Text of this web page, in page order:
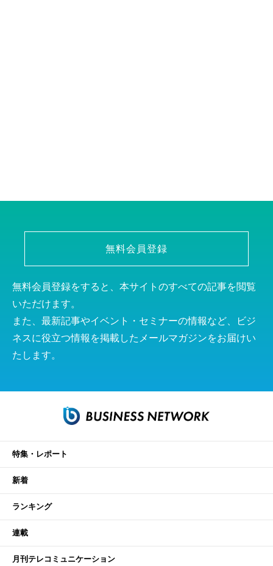
無料会員登録
無料会員登録をすると、本サイトのすべての記事を閲覧
いただけます。
また、最新記事やイベント・セミナーの情報など、ビジ
ネスに役立つ情報を掲載したメールマガジンをお届けい
たします。
特集・レポート
新着
ランキング
連載
月刊テレコミュニケーション